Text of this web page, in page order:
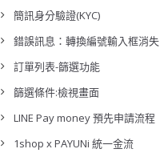
簡訊身分驗證(KYC)
錯誤訊息：轉換編號輸入框消失
訂單列表-篩選功能
篩選條件:檢視畫面
LINE Pay money 預先申請流程
1shop x PAYUNi 統一金流